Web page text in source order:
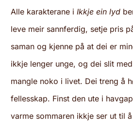
Alle karakterane i Ikkje ein lyd
leve meir sannferdig, setje pris
saman og kjenne på at dei er
ikkje lenger unge, og dei slit
mangle noko i livet. Dei treng å
fellesskap. Finst den ute i
varme sommaren ikkje ser ut til